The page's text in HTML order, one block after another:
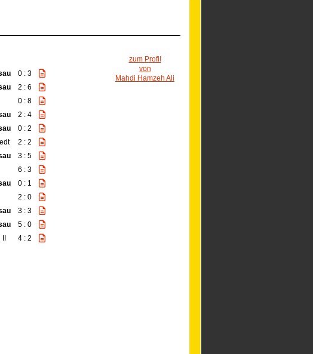
zum Profil
von
Mahdi Hamzeh Ali
0 : 3
2 : 6
0 : 8
2 : 4
0 : 2
2 : 2
3 : 5
6 : 3
0 : 1
2 : 0
3 : 3
5 : 0
4 : 2